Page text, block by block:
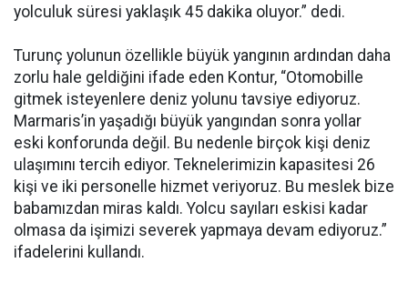
yolculuk süresi yaklaşık 45 dakika oluyor.” dedi.
Turunç yolunun özellikle büyük yangının ardından daha
zorlu hale geldiğini ifade eden Kontur, “Otomobille
gitmek isteyenlere deniz yolunu tavsiye ediyoruz.
Marmaris’in yaşadığı büyük yangından sonra yollar
eski konforunda değil. Bu nedenle birçok kişi deniz
ulaşımını tercih ediyor. Teknelerimizin kapasitesi 26
kişi ve iki personelle hizmet veriyoruz. Bu meslek bize
babamızdan miras kaldı. Yolcu sayıları eskisi kadar
olmasa da işimizi severek yapmaya devam ediyoruz.”
ifadelerini kullandı.